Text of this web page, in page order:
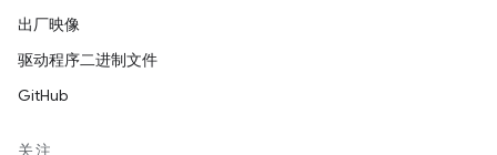
出厂映像
驱动程序二进制文件
GitHub
关注